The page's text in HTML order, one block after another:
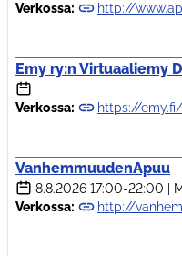
Verkossa:
http://
Emy ry:n Virtuaaliemy
Verkossa: https://
VanhemmuudenApuu
8.8.2026 17:00-22:00
Verkossa:
http://